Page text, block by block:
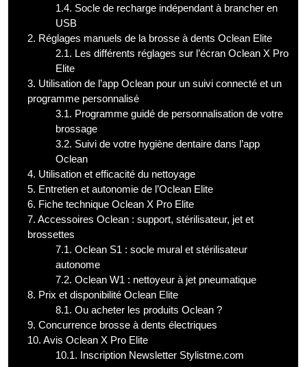
1.4. Socle de recharge indépendant à brancher en
USB
2. Réglages manuels de la brosse à dents Oclean Elite
2.1. Les différents réglages sur l’écran Oclean X Pro
Elite
3. Utilisation de l’app Oclean pour un suivi connecté et un
programme personnalisé
3.1. Programme guidé de personnalisation de votre
brossage
3.2. Suivi de votre hygiène dentaire dans l’app
Oclean
4. Utilisation et efficacité du nettoyage
5. Entretien et autonomie de l’Oclean Elite
6. Fiche technique Oclean X Pro Elite
7. Accessoires Oclean : support, stérilisateur, jet et
brossettes
7.1. Oclean S1 : socle mural et stérilisateur
autonome
7.2. Oclean W1 : nettoyeur à jet pneumatique
8. Prix et disponibilité Oclean Elite
8.1. Ou acheter les produits Oclean ?
9. Concurrence brosse à dents électriques
10. Avis Oclean X Pro Elite
10.1. Inscription Newsletter Stylistme.com